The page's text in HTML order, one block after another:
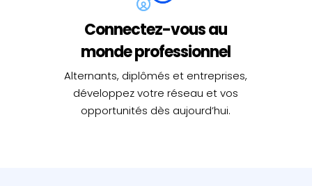
Connectez-vous au
monde professionnel
Alternants, diplômés et entreprises,
développez votre réseau et vos
opportunités dès aujourd’hui.